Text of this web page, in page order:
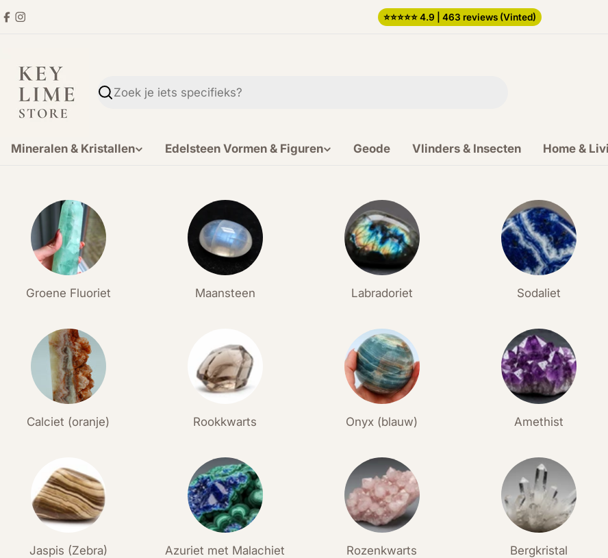
Ga
inhoud
Facebook
Instagram
⭐️⭐️⭐️⭐️⭐️ 4.9 | 463 reviews (Vinted)
Zoekopdracht
Mineralen & Kristallen Edelsteen Vormen & Figuren Geode Vlinders & Insecten Home &
Groene Fluoriet Maansteen Labradoriet Sodaliet
Calciet (oranje) Rookkwarts Onyx (blauw) Amethist
Jaspis (Zebra) Azuriet met Malachiet Rozenkwarts Bergkristal